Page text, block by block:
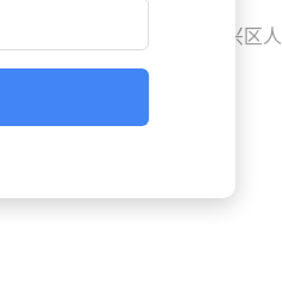
元。该案近日在北京大兴区